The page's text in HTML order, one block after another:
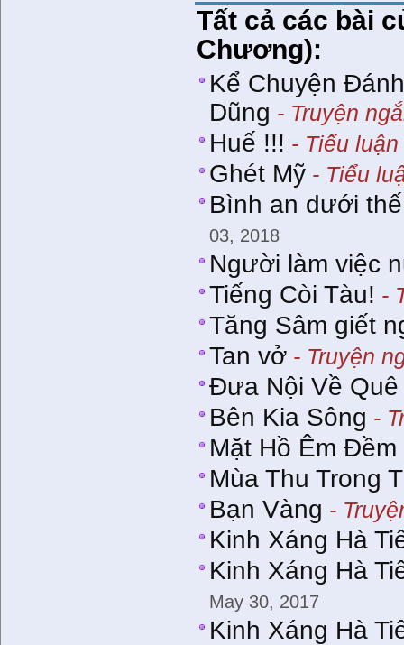
Tất cả các bài
Chương):
Kể Chuyện
Dũng - Truyện
Huế !!! - Tiểu
Ghét Mỹ - Tiểu
Bình an dưới
03, 2018
Người làm việc
Tiếng Còi Tàu! -
Tăng Sâm giết
Tan vở - Truyện
Đưa Nội Về Quê
Bên Kia Sông -
Mặt Hồ Êm Đềm
Mùa Thu Trong
Bạn Vàng -
Kinh Xáng Hà
Kinh Xáng Hà
May 30, 2017
Kinh Xáng Hà